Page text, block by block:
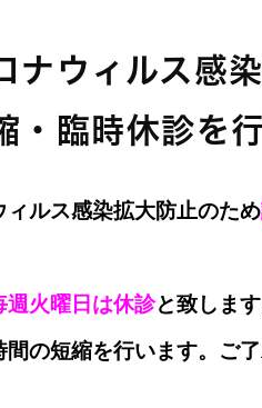
ナウィルス感
・臨時休診を
ィルス感染拡大防止のため
週火曜日は休診と致しま
間の短縮を行います。ご了